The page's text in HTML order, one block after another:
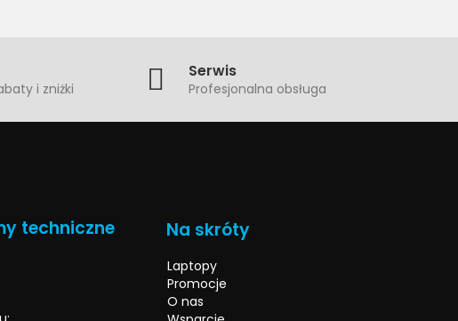
i zniżki
Serwis
Profesjonalna obsługa
techniczne Na skróty
Laptopy
Promocje
O nas